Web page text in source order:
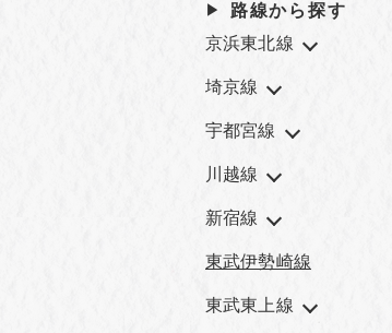
路線から探す
京浜東北線
埼京線
宇都宮線
川越線
新宿線
東武伊勢崎線
東武東上線